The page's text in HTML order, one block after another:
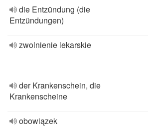
die Entzündung (die
Entzündungen)
zwolnienie lekarskie
der Krankenschein, die
Krankenscheine
obowiązek